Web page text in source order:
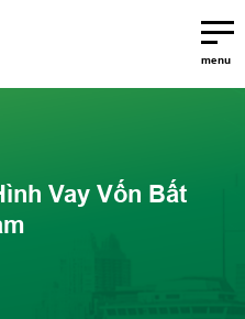
menu
Vay Vốn Bất